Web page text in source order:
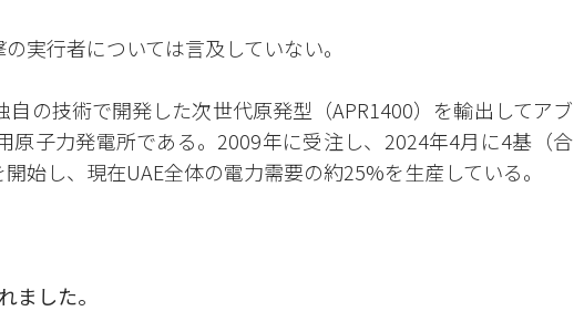
実行者については言及していない。
の技術で開発した次世代原発型（APR1400）を輸出してアブ
原子力発電所である。2009年に受注し、2024年4月に4基（合
始し、現在UAE全体の電力需要の約25%を生産している。
ました。